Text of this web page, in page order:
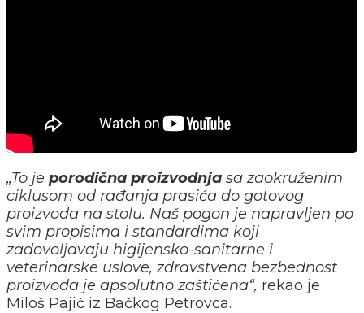
„To je porodična proizvodnja sa zaokruženim
ciklusom od rađanja prasića do gotovog
proizvoda na stolu. Naš pogon je napravljen po
svim propisima i standardima koji
zadovoljavaju higijensko-sanitarne i
veterinarske uslove, zdravstvena bezbednost
proizvoda je apsolutno zaštićena“, rekao je
Miloš Pajić iz Bačkog Petrovca.